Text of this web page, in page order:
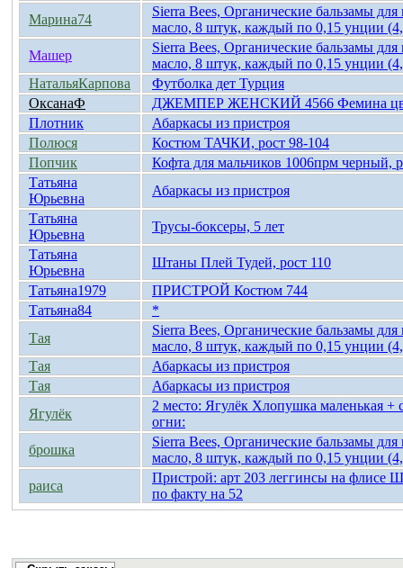
Марина74
Sierra Bees, Органические бальзамы
масло, 8 штук, каждый по 0,15 унции
Машер
Sierra Bees, Органические бальзамы
масло, 8 штук, каждый по 0,15 унции
НатальяКарпова
Футболка дет Турция
ОксанаФ
ДЖЕМПЕР ЖЕНСКИЙ 4566 Фемина
Плотник
Абаркасы из пристроя
Полюся
Костюм ТАЧКИ, рост 98-104
Попчик
Кофта для мальчиков 1006прм черный,
Татьяна
Юрьевна
Абаркасы из пристроя
Татьяна
Юрьевна
Трусы-боксеры, 5 лет
Татьяна
Юрьевна
Штаны Плей Тудей, рост 110
Татьяна1979
ПРИСТРОЙ Костюм 744
Татьяна84
*
Тая
Sierra Bees, Органические бальзамы
масло, 8 штук, каждый по 0,15 унции
Тая
Абаркасы из пристроя
Тая
Абаркасы из пристроя
Ягулёк
2 место: Ягулёк Хлопушка маленькая +
огни:
брошка
Sierra Bees, Органические бальзамы
масло, 8 штук, каждый по 0,15 унции
раиса
Пристрой: арт 203 леггинсы на флисе
по факту на 52